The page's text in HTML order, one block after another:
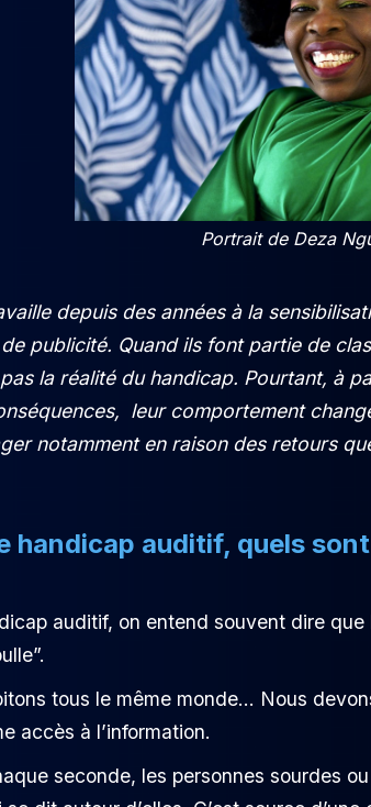
Portrait de Deza
depuis des années à la
publicité. Quand ils font partie de
la réalité du handicap. Pourtant, à
leur comportement
notamment en raison des retours
handicap auditif, quels
auditif, on entend souvent dire
tous le même monde… Nous
accès à l’information.
seconde, les personnes sourdes